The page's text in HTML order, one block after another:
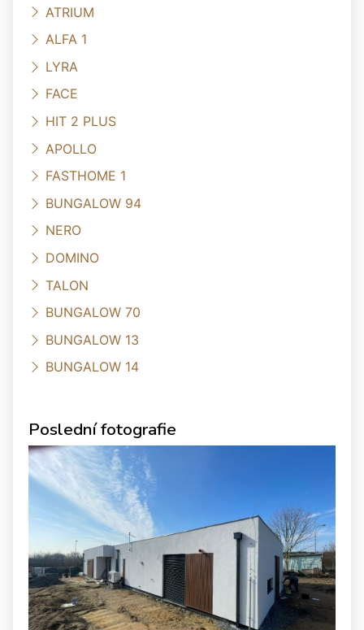
ATRIUM
ALFA 1
LYRA
FACE
HIT 2 PLUS
APOLLO
FASTHOME 1
BUNGALOW 94
NERO
DOMINO
TALON
BUNGALOW 70
BUNGALOW 13
BUNGALOW 14
Poslední fotografie